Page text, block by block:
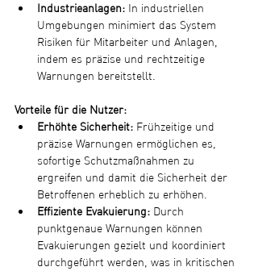
Industrieanlagen: In industriellen
Umgebungen minimiert das System
Risiken für Mitarbeiter und Anlagen,
indem es präzise und rechtzeitige
Warnungen bereitstellt.
Vorteile für die Nutzer:
Erhöhte Sicherheit: Frühzeitige und
präzise Warnungen ermöglichen es,
sofortige Schutzmaßnahmen zu
ergreifen und damit die Sicherheit der
Betroffenen erheblich zu erhöhen.
Effiziente Evakuierung: Durch
punktgenaue Warnungen können
Evakuierungen gezielt und koordiniert
durchgeführt werden, was in kritischen